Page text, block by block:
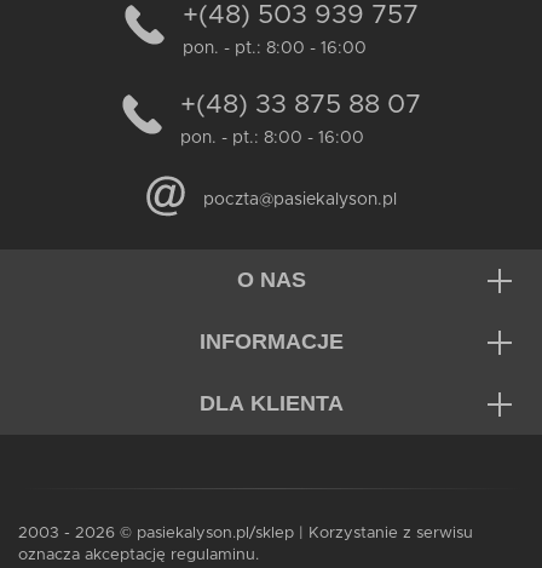
+(48) 503 939 757
pon. - pt.: 8:00 - 16:00
+(48) 33 875 88 07
pon. - pt.: 8:00 - 16:00
poczta@pasiekalyson.pl
O NAS
INFORMACJE
DLA KLIENTA
2003 - 2026 © pasiekalyson.pl/sklep | Korzystanie z serwisu
oznacza akceptację regulaminu.